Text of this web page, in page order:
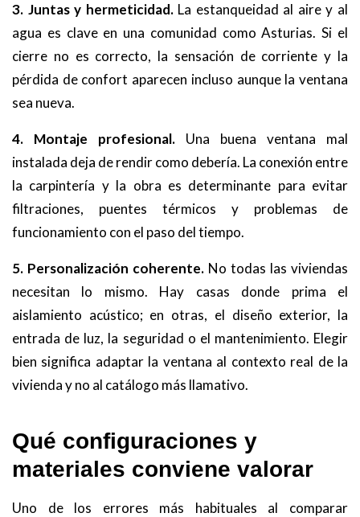
3. Juntas y hermeticidad.La estanqueidad al aire y al
agua es clave en una comunidad como Asturias. Si el
cierre no es correcto, la sensación de corriente y la
pérdida de confort aparecen incluso aunque la ventana
sea nueva.
4. Montaje profesional. Una buena ventana mal
instalada deja de rendir como debería. La conexión entre
la carpintería y la obra es determinante para evitar
filtraciones, puentes térmicos y problemas de
funcionamiento con el paso del tiempo.
5. Personalización coherente. No todas las viviendas
necesitan lo mismo. Hay casas donde prima el
aislamiento acústico; en otras, el diseño exterior, la
entrada de luz, la seguridad o el mantenimiento. Elegir
bien significa adaptar la ventana al contexto real de la
vivienda y no al catálogo más llamativo.
Qué configuraciones y
materiales conviene valorar
Uno de los errores más habituales al comparar